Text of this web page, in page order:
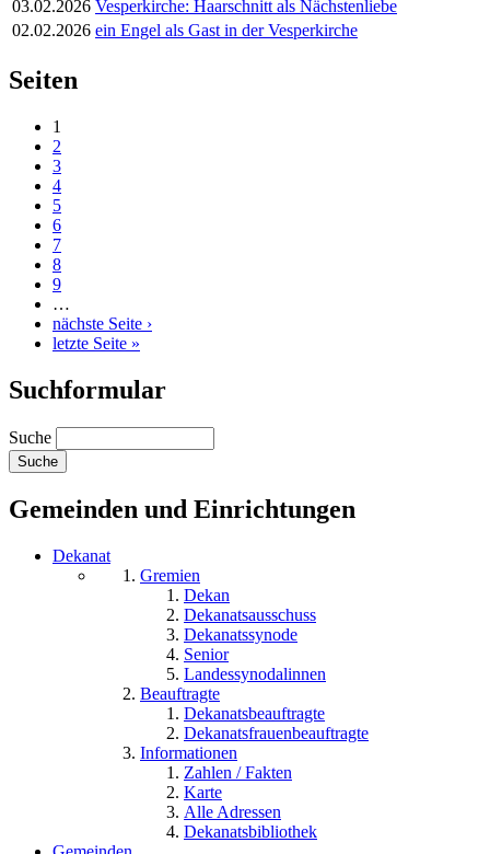
03.02.2026 Vesperkirche: Haarschnitt als Nächstenliebe
02.02.2026 ein Engel als Gast in der Vesperkirche
Seiten
1
2
3
4
5
6
7
8
9
…
nächste Seite ›
letzte Seite »
Suchformular
Suche
Gemeinden und Einrichtungen
Dekanat
Gremien
Dekan
Dekanatsausschuss
Dekanatssynode
Senior
Landessynodalinnen
Beauftragte
Dekanatsbeauftragte
Dekanatsfrauenbeauftragte
Informationen
Zahlen / Fakten
Karte
Alle Adressen
Dekanatsbibliothek